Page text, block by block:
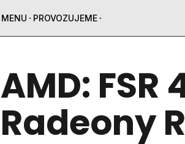
MENU PROVOZUJEME
AMD: FSR
Radeony